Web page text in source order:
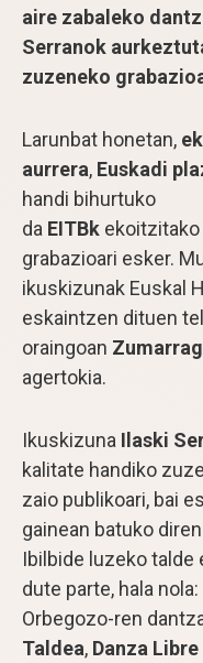
aire zabaleko
Serranok
zuzeneko
Larunbat honetan,
aurrera, Euskadi
handi bihurtuko
da EITBk ekoitzitako
grabazioari esker.
ikuskizunak Euskal
eskaintzen dituen
oraingoan
agertokia.
Ikuskizuna Ilaski
kalitate handiko
zaio publikoari, bai
gainean batuko
Ibilbide luzeko talde
dute parte, hala nola:
Orbegozo-ren
Taldea, Danza